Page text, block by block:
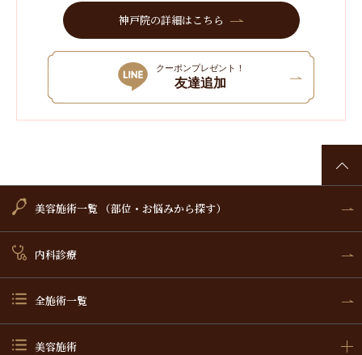
神戸院の詳細はこちら
クーポンプレゼント！
友達追加
美容施術一覧 （部位・お悩みから探す）
内科診療
全施術一覧
美容施術